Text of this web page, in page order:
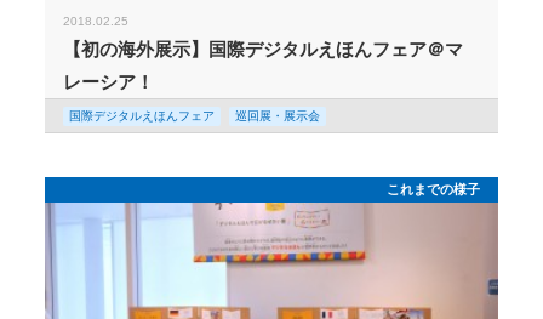
2018.02.25
【初の海外展示】国際デジタルえほんフェア＠マ
レーシア！
国際デジタルえほんフェア 巡回展・展示会
これまでの様子